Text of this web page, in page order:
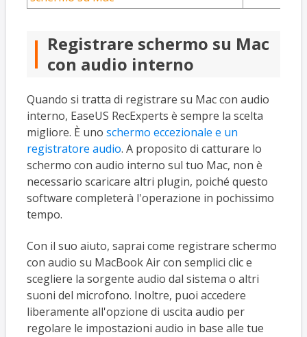
Registrare schermo su Mac
con audio interno
Quando si tratta di registrare su Mac con audio
interno, EaseUS RecExperts è sempre la scelta
migliore. È uno schermo eccezionale e un
registratore audio. A proposito di catturare lo
schermo con audio interno sul tuo Mac, non è
necessario scaricare altri plugin, poiché questo
software completerà l'operazione in pochissimo
tempo.
Con il suo aiuto, saprai come registrare schermo
con audio su MacBook Air con semplici clic e
scegliere la sorgente audio dal sistema o altri
suoni del microfono. Inoltre, puoi accedere
liberamente all'opzione di uscita audio per
regolare le impostazioni audio in base alle tue